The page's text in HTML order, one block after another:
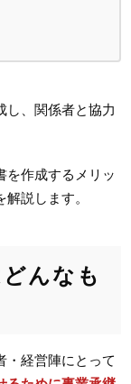
し、関係者と協力
作成するメリッ
説します。
んなも
・経営陣にとって